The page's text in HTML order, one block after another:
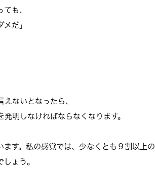
も、
だ」
ないとなったら、
明しなければならなくなります。
ます。私の感覚では、少なくとも９割以上の
ょう。